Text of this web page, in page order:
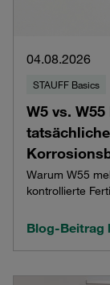
04.08.2026
STAUFF Basics
W5 vs.
Warum W55
kontrollierte
Blog-Beitrag